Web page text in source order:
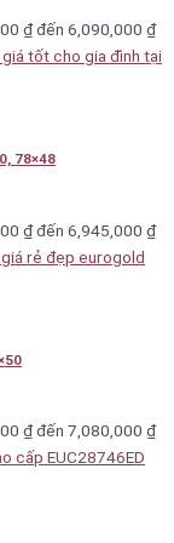
chảo gọn gàng và
gọn gàng
2 tầng
gian bếp.
Eurogold làgiá
giúp người dùng
tác nhẹ.
₫ đến 6,090,000 ₫
78×48
₫ đến 6,945,000 ₫
₫ đến 7,080,000 ₫